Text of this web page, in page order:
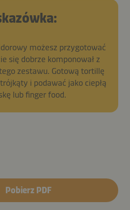
możesz przygotować
się dobrze komponował z
zestawu. Gotową tortillę
i podawać jako ciepłą
lub finger food.
Pobierz PDF